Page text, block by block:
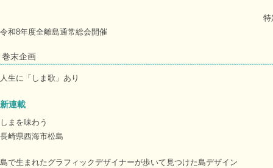
特
令和8年度全離島通常総会開催
巻末企画
人生に「しま歌」あり
新連載
しまを味わう
長崎県西海市松島
島で生まれたグラフィックデザイナーが歩いて見つけた島デザイン